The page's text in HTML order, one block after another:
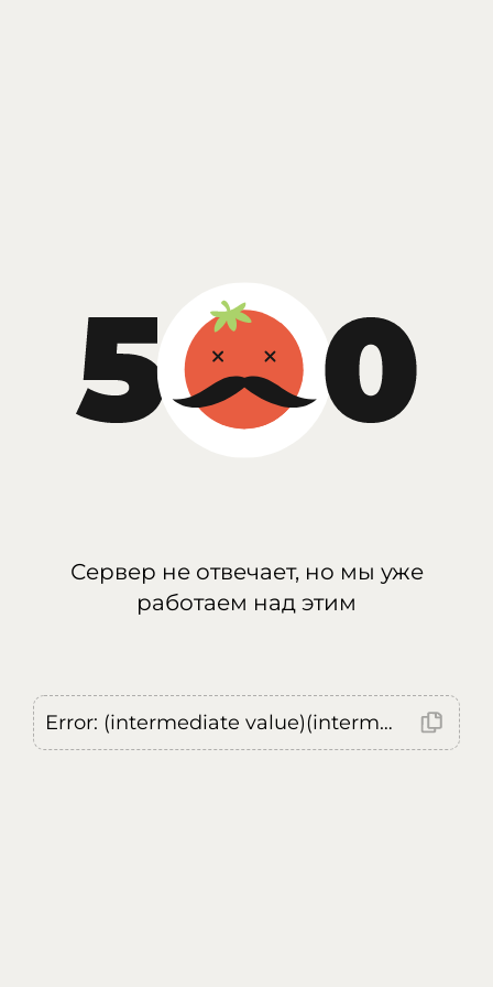
Сервер не отвечает, но мы уже
работаем над этим
Error: (intermediate value)(intermediate value)(intermediate value).replaceAll is not a function